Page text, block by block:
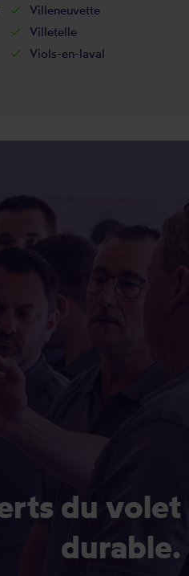
Villeneuvette
Villetelle
Viols-en-laval
durable.